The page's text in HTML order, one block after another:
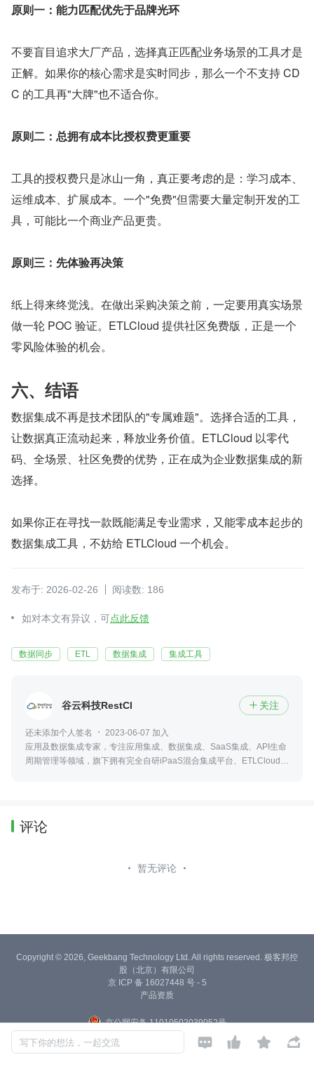
原则一：能力匹配优先于品牌光环
不要盲目追求大厂产品，选择真正匹配业务场景的工具才是
正解。如果你的核心需求是实时同步，那么一个不支持 CD
C 的工具再"大牌"也不适合你。
原则二：总拥有成本比授权费更重要
工具的授权费只是冰山一角，真正要考虑的是：学习成本、
运维成本、扩展成本。一个"免费"但需要大量定制开发的工
具，可能比一个商业产品更贵。
原则三：先体验再决策
纸上得来终觉浅。在做出采购决策之前，一定要用真实场景
做一轮 POC 验证。ETLCloud 提供社区免费版，正是一个
零风险体验的机会。
六、结语
数据集成不再是技术团队的"专属难题"。选择合适的工具，
让数据真正流动起来，释放业务价值。ETLCloud 以零代
码、全场景、社区免费的优势，正在成为企业数据集成的新
选择。
如果你正在寻找一款既能满足专业需求，又能零成本起步的
数据集成工具，不妨给 ETLCloud 一个机会。
发布于: 2026-02-26 阅读数: 186
如对本文有异议，可点此反馈
数据同步 ETL 数据集成 集成工具
谷云科技RestCloud  关注
还未添加个人签名
2023-06-07 加入
应用及数据集成专家，专注应用集成、数据集成、SaaS集成、API生命
周期管理等领域，旗下拥有完全自研iPaaS混合集成平台、ETLCloud全
评论
暂无评论
写下你的想法，一起交流    
Copyright © 2026, Geekbang Technology Ltd. All rights reserved. 极客邦控
股（北京）有限公司
京 ICP 备 16027448 号 - 5
产品资质
京公网安备 11010502039052号